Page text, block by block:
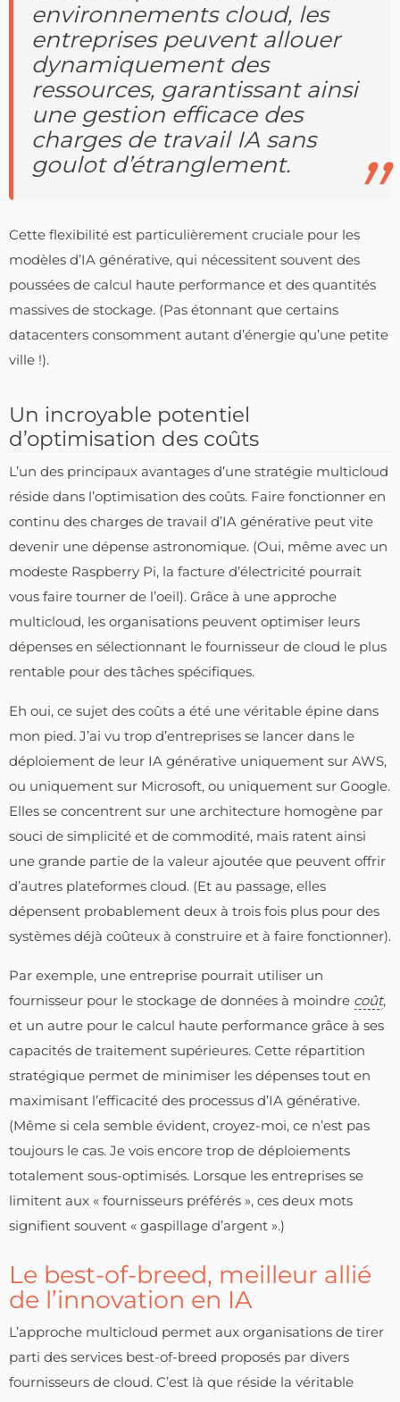
environnements cloud, les
entreprises peuvent allouer
dynamiquement des
ressources, garantissant ainsi
une gestion efficace des
charges de travail IA sans
goulot d’étranglement.
Cette flexibilité est particulièrement cruciale pour les
modèles d’IA générative, qui nécessitent souvent des
poussées de calcul haute performance et des quantités
massives de stockage. (Pas étonnant que certains
datacenters consomment autant d’énergie qu’une petite
ville !).
Un incroyable potentiel
d’optimisation des coûts
L’un des principaux avantages d’une stratégie multicloud
réside dans l’optimisation des coûts. Faire fonctionner en
continu des charges de travail d’IA générative peut vite
devenir une dépense astronomique. (Oui, même avec un
modeste Raspberry Pi, la facture d’électricité pourrait
vous faire tourner de l’oeil). Grâce à une approche
multicloud, les organisations peuvent optimiser leurs
dépenses en sélectionnant le fournisseur de cloud le plus
rentable pour des tâches spécifiques.
Eh oui, ce sujet des coûts a été une véritable épine dans
mon pied. J’ai vu trop d’entreprises se lancer dans le
déploiement de leur IA générative uniquement sur AWS,
ou uniquement sur Microsoft, ou uniquement sur Google.
Elles se concentrent sur une architecture homogène par
souci de simplicité et de commodité, mais ratent ainsi
une grande partie de la valeur ajoutée que peuvent offrir
d’autres plateformes cloud. (Et au passage, elles
dépensent probablement deux à trois fois plus pour des
systèmes déjà coûteux à construire et à faire fonctionner).
Par exemple, une entreprise pourrait utiliser un
fournisseur pour le stockage de données à moindre coût,
et un autre pour le calcul haute performance grâce à ses
capacités de traitement supérieures. Cette répartition
stratégique permet de minimiser les dépenses tout en
maximisant l’efficacité des processus d’IA générative.
(Même si cela semble évident, croyez-moi, ce n’est pas
toujours le cas. Je vois encore trop de déploiements
totalement sous-optimisés. Lorsque les entreprises se
limitent aux « fournisseurs préférés », ces deux mots
signifient souvent « gaspillage d’argent ».)
Le best-of-breed, meilleur allié
de l’innovation en IA
L’approche multicloud permet aux organisations de tirer
parti des services best-of-breed proposés par divers
fournisseurs de cloud. C’est là que réside la véritable